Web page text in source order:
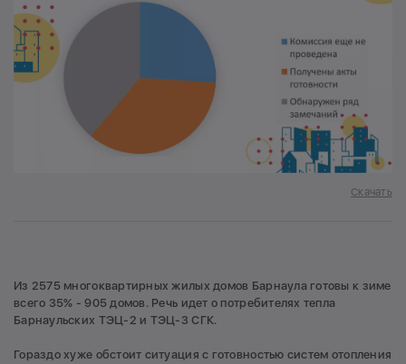
Скачать
Из 2575 многоквартирных жилых домов Барнаула готовы к зиме
всего 35% - 905 домов. Речь идет о потребителях тепла
Барнаульских ТЭЦ-2 и ТЭЦ-3 СГК.
Гораздо хуже обстоит ситуация с готовностью систем отопления